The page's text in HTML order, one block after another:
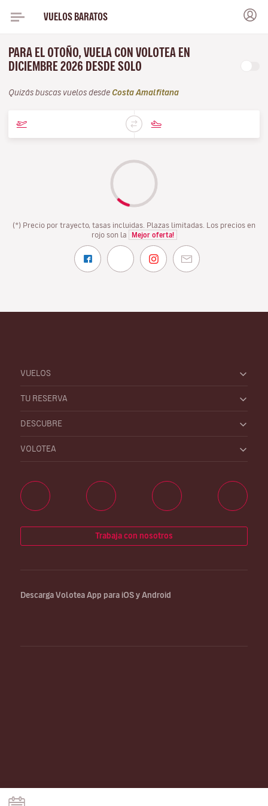
VUELOS BARATOS
PARA EL OTOÑO, VUELA CON VOLOTEA EN
DICIEMBRE 2026 DESDE SOLO
Quizás buscas vuelos desde Costa Amalfitana
(*) Precio por trayecto, tasas incluidas. Plazas limitadas. Los precios en
rojo son la
Mejor oferta!
VUELOS
TU RESERVA
DESCUBRE
VOLOTEA
Trabaja con nosotros
Descarga Volotea App para iOS y Android